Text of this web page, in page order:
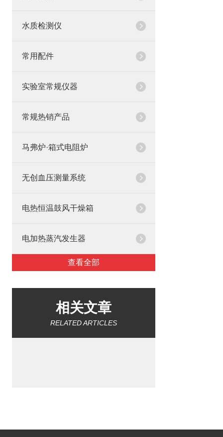
水质检测仪
常用配件
实验室常规仪器
常规热销产品
马弗炉·箱式电阻炉
无创血压测量系统
电热恒温鼓风干燥箱
电加热蒸汽发生器
查看全部
相关文章
RELATED ARTICLES